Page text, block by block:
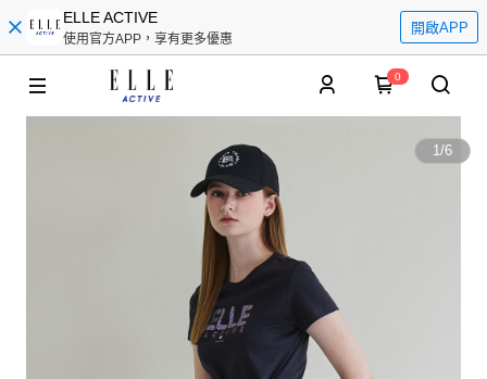
ELLE ACTIVE
使用官方APP，享有更多優惠
開啟APP
0
1/6